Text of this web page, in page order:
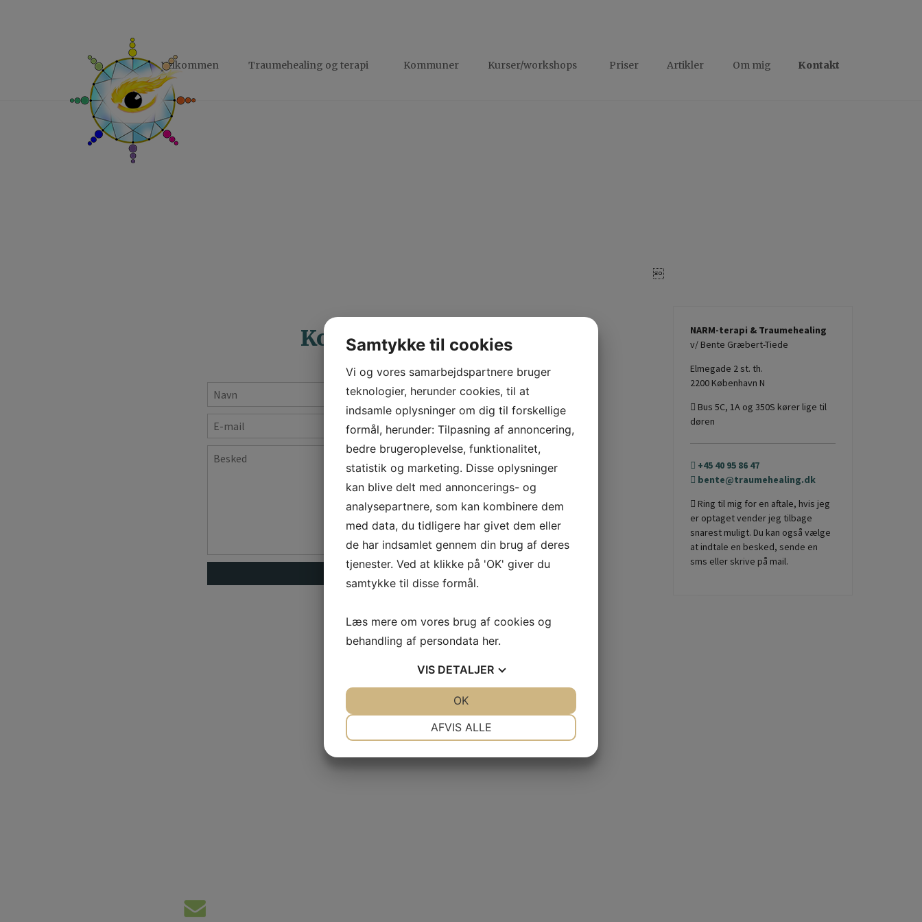
Velkommen Traumehealing og terapi Kommuner Kurser/workshops Priser Artikler Om mig Kontakt
Kontakt os
NARM-terapi & Traumehealing
v/ Bente Græbert-Tiede
Elmegade 2 st. th.
2200 København N
Bus 5C, 1A og 350S kører lige til
døren
+45 40 95 86 47
bente@traumehealing.dk
Ring til mig for en aftale, hvis jeg
er optaget vender jeg tilbage
snarest muligt. Du kan også vælge
at indtale en besked, sende en
sms eller skrive på mail.

Samtykke til cookies
Vi og vores samarbejdspartnere bruger
teknologier, herunder cookies, til at
indsamle oplysninger om dig til forskellige
formål, herunder: Tilpasning af annoncering,
bedre brugeroplevelse, funktionalitet,
statistik og marketing. Disse oplysninger
kan blive delt med annoncerings- og
analysepartnere, som kan kombinere dem
med data, du tidligere har givet dem eller
de har indsamlet gennem din brug af deres
tjenester. Ved at klikke på 'OK' giver du
samtykke til disse formål.
Læs mere om vores brug af cookies og
behandling af persondata her.
VIS DETALJER
AFVIS ALLE
OK